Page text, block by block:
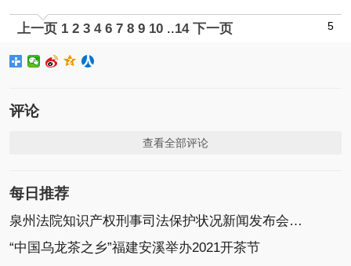
上一页 1 2 3 4 5
6 7 8 9 10 ..14 下一页
评论
查看全部评论
每日推荐
泉州法院知识产权刑事司法保护状况新闻发布会召开
“中国乌龙茶之乡”福建安溪举办2021开茶节